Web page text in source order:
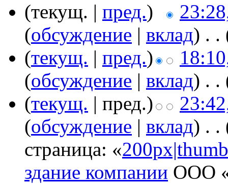
(текущ. | пред.)
(обсуждение | вклад) . .
(текущ. | пред.)
(обсуждение | вклад) . .
(текущ. | пред.)
(обсуждение | вклад) . .
страница: «
здание компании ООО